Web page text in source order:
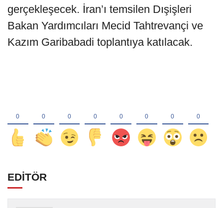
gerçekleşecek. İran’ı temsilen Dışişleri
Bakan Yardımcıları Mecid Tahtrevançi ve
Kazım Garibabadi toplantıya katılacak.
EDİTÖR